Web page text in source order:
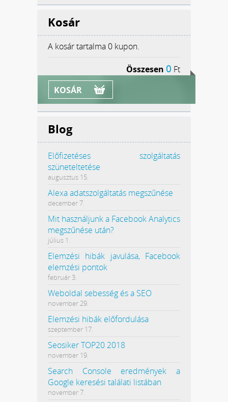
Kosár
A kosár tartalma 0 kupon.
Összesen 0 Ft
KOSÁR
Blog
Előfizetéses szolgáltatás
szüneteltetése
augusztus 15.
Alexa adatszolgáltatás megszűnése
december 7.
Mit használjunk a Facebook Analytics
megszűnése után?
július 1.
Elemzési hibák javulása, Facebook
elemzési pontok
február 3.
Weboldal sebesség és a SEO
november 29.
Elemzési hibák előfordulása
szeptember 17.
Seosiker TOP20 2018
november 19.
Search Console eredmények a
Google keresési találati listában
november 7.